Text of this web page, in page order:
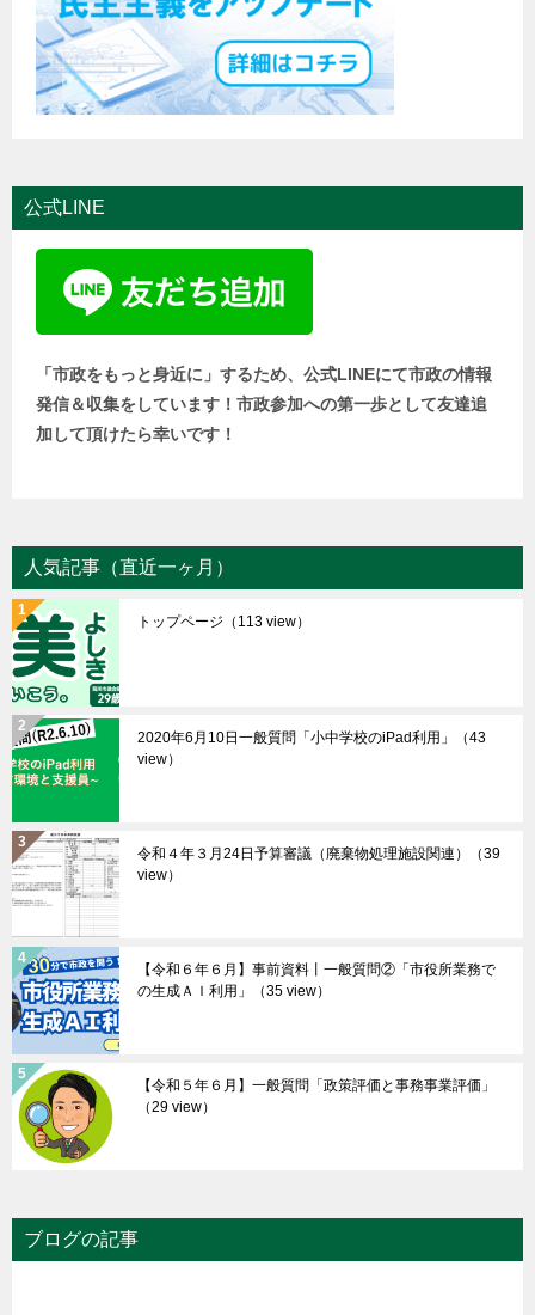
公式LINE
「市政をもっと身近に」するため、公式LINEにて市政の情報
発信＆収集をしています！市政参加への第一歩として友達追
加して頂けたら幸いです！
人気記事（直近一ヶ月）
トップページ （113 view）
2020年6月10日一般質問「小中学校のiPad利用」
（43
view）
令和４年３月24日予算審議（廃棄物処理施設関連）
（39
view）
【令和６年６月】事前資料丨一般質問②「市役所業務で
の生成ＡＩ利用」
（35 view）
【令和５年６月】一般質問「政策評価と事務事業評価」
（29 view）
ブログの記事